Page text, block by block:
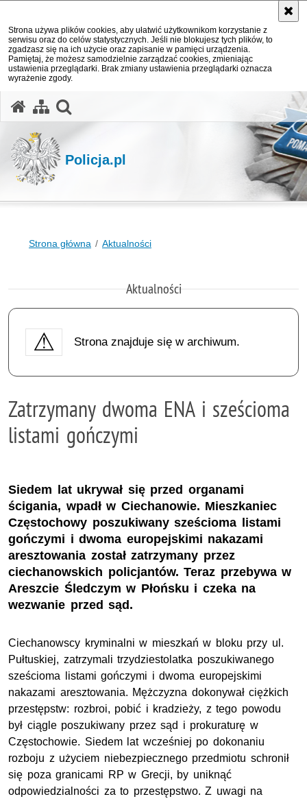
Strona używa plików cookies, aby ułatwić użytkownikom korzystanie z
serwisu oraz do celów statystycznych. Jeśli nie blokujesz tych plików, to
zgadzasz się na ich użycie oraz zapisanie w pamięci urządzenia.
Pamiętaj, że możesz samodzielnie zarządzać cookies, zmieniając
ustawienia przeglądarki. Brak zmiany ustawienia przeglądarki oznacza
wyrażenie zgody.
Policja.pl
Strona główna Aktualności
Aktualności
Strona znajduje się w archiwum.
Zatrzymany dwoma ENA i sześcioma
listami gończymi
Siedem lat ukrywał się przed organami
ścigania, wpadł w Ciechanowie. Mieszkaniec
Częstochowy poszukiwany sześcioma listami
gończymi i dwoma europejskimi nakazami
aresztowania został zatrzymany przez
ciechanowskich policjantów. Teraz przebywa w
Areszcie Śledczym w Płońsku i czeka na
wezwanie przed sąd.
Ciechanowscy kryminalni w mieszkań w bloku przy ul.
Pułtuskiej, zatrzymali trzydziestolatka poszukiwanego
sześcioma listami gończymi i dwoma europejskimi
nakazami aresztowania. Mężczyzna dokonywał ciężkich
przestępstw: rozbroi, pobić i kradzieży, z tego powodu
był ciągle poszukiwany przez sąd i prokuraturę w
Częstochowie. Siedem lat wcześniej po dokonaniu
rozboju z użyciem niebezpiecznego przedmiotu schronił
się poza granicami RP w Grecji, by uniknąć
odpowiedzialności za to przestępstwo. Z uwagi na